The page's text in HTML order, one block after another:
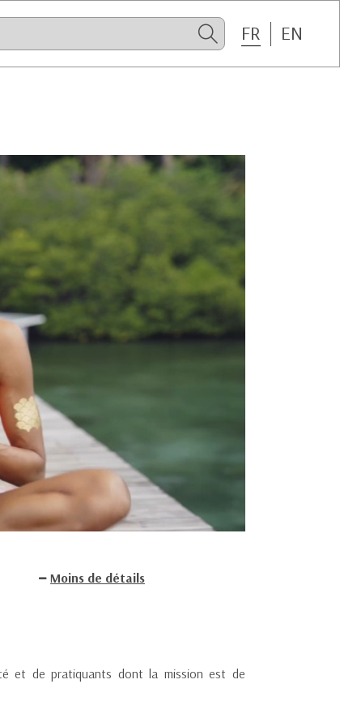
FR EN
Moins de détails
et de pratiquants dont la mission est de